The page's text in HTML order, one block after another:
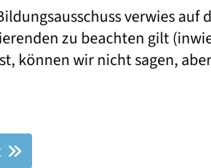
verwies auf
zu beachten gilt
können wir nicht sagen,